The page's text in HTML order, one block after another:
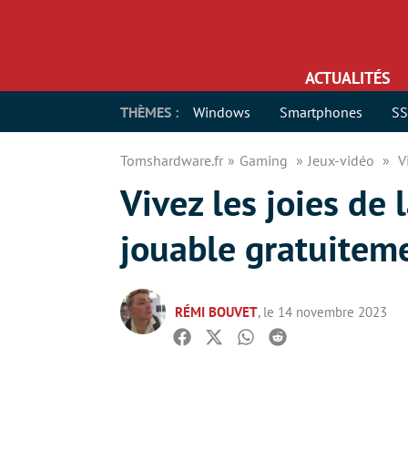
ACTUALITÉS
THÈMES : Windows Smartphones
Tomshardware.fr Gaming Jeux-vidéo
Vivez les joies de
jouable
RÉMI BOUVET, le 14 novembre 2023
Facebook
TwitterWhatsapp
Reddit